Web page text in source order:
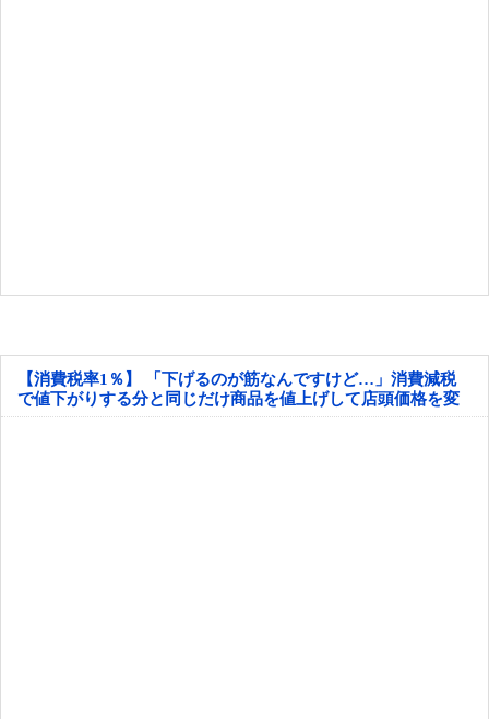
【消費税率1％】 「下げるのが筋なんですけど…」消費減税
で値下がりする分と同じだけ商品を値上げして店頭価格を変
えない店も